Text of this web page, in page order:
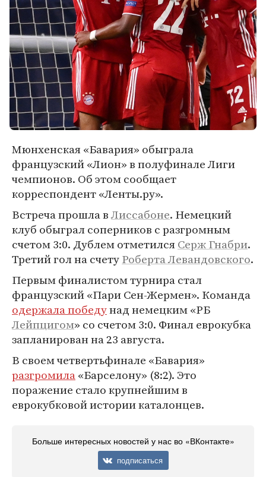
Мюнхенская «Бавария» обыграла
французский «Лион» в полуфинале Лиги
чемпионов. Об этом сообщает
корреспондент «Ленты.ру».
Встреча прошла вЛиссабоне. Немецкий
клуб обыграл соперников с разгромным
счетом 3:0. Дублем отметилсяСерж Гнабри.
Третий гол на счетуРоберта Левандовского.
Первым финалистом турнира стал
французский «Пари Сен-Жермен». Команда
одержала победунад немецким «РБ
Лейпцигом» со счетом 3:0. Финал еврокубка
запланирован на 23 августа.
В своем четвертьфинале «Бавария»
разгромила«Барселону» (8:2). Это
поражение стало крупнейшим в
еврокубковой истории каталонцев.
Больше интересных новостей у нас во «ВКонтакте»
подписаться